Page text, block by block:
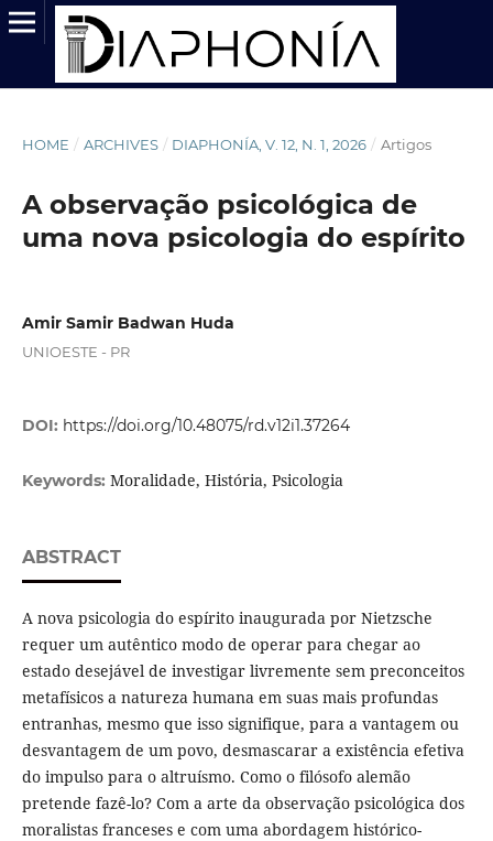
HOME / ARCHIVES / DIAPHONÍA, V. 12, N. 1, 2026 / Artigos
A observação psicológica de
uma nova psicologia do espírito
Amir Samir Badwan Huda
UNIOESTE - PR
DOI: https://doi.org/10.48075/rd.v12i1.37264
Keywords: Moralidade, História, Psicologia
ABSTRACT
A nova psicologia do espírito inaugurada por Nietzsche
requer um autêntico modo de operar para chegar ao
estado desejável de investigar livremente sem preconceitos
metafísicos a natureza humana em suas mais profundas
entranhas, mesmo que isso signifique, para a vantagem ou
desvantagem de um povo, desmascarar a existência efetiva
do impulso para o altruísmo. Como o filósofo alemão
pretende fazê-lo? Com a arte da observação psicológica dos
moralistas franceses e com uma abordagem histórico-